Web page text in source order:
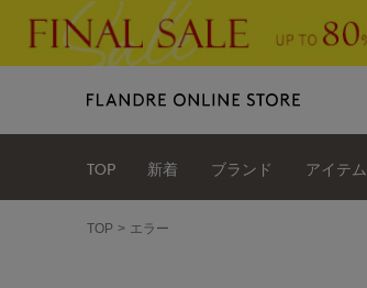
TOP 新着 ブランド アイテム
TOP エラー